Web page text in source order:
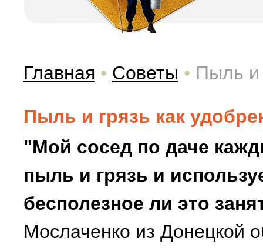
Главная • Советы • Пыль и
Пыль и грязь как
"Мой сосед по даче
пыль и грязь и
бесполезное ли это
Мослаченко из Донецкой